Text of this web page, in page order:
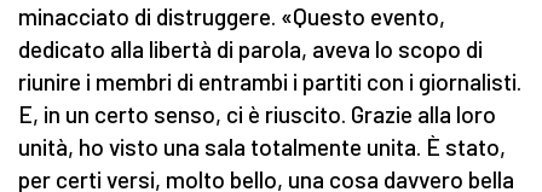
minacciato di distruggere. «Questo evento,
dedicato alla libertà di parola, aveva lo scopo di
riunire i membri di entrambi i partiti con i giornalisti.
E, in un certo senso, ci è riuscito. Grazie alla loro
unità, ho visto una sala totalmente unita. È stato,
per certi versi, molto bello, una cosa davvero bella